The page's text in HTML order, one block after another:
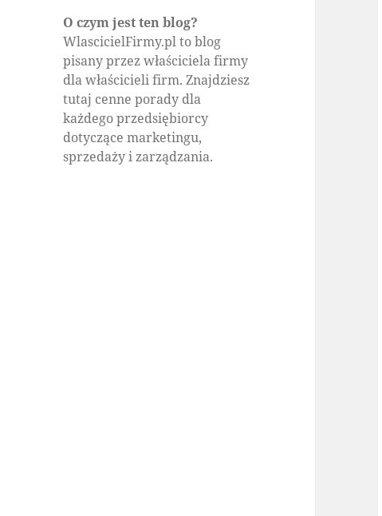
O czym jest ten blog?
WlascicielFirmy.pl to blog
pisany przez właściciela firmy
dla właścicieli firm. Znajdziesz
tutaj cenne porady dla
każdego przedsiębiorcy
dotyczące marketingu,
sprzedaży i zarządzania.